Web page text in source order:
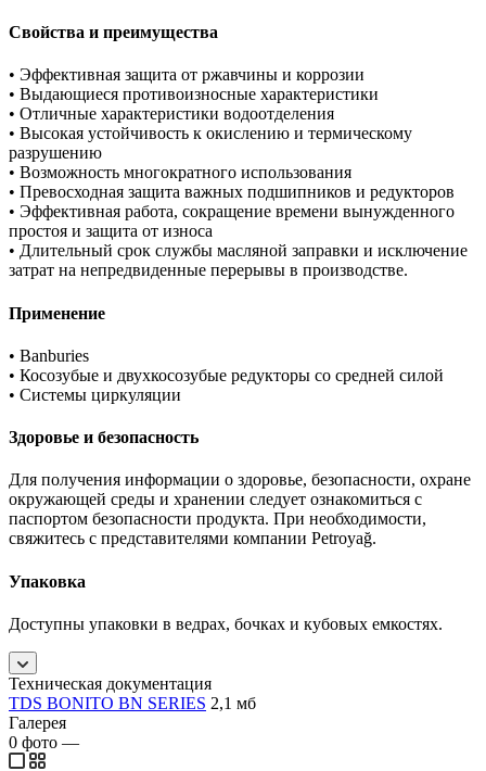
Свойства и преимущества
• Эффективная защита от ржавчины и коррозии
• Выдающиеся противоизносные характеристики
• Отличные характеристики водоотделения
• Высокая устойчивость к окислению и термическому
разрушению
• Возможность многократного использования
• Превосходная защита важных подшипников и редукторов
• Эффективная работа, сокращение времени вынужденного
простоя и защита от износа
• Длительный срок службы масляной заправки и исключение
затрат на непредвиденные перерывы в производстве.
Применение
• Banburies
• Косозубые и двухкосозубые редукторы со средней силой
• Системы циркуляции
Здоровье и безопасность
Для получения информации о здоровье, безопасности, охране
окружающей среды и хранении следует ознакомиться с
паспортом безопасности продукта. При необходимости,
свяжитесь с представителями компании Petroyağ.
Упаковка
Доступны упаковки в ведрах, бочках и кубовых емкостях.
Техническая документация
TDS BONITO BN SERIES 2,1 мб
Галерея
0 фото —